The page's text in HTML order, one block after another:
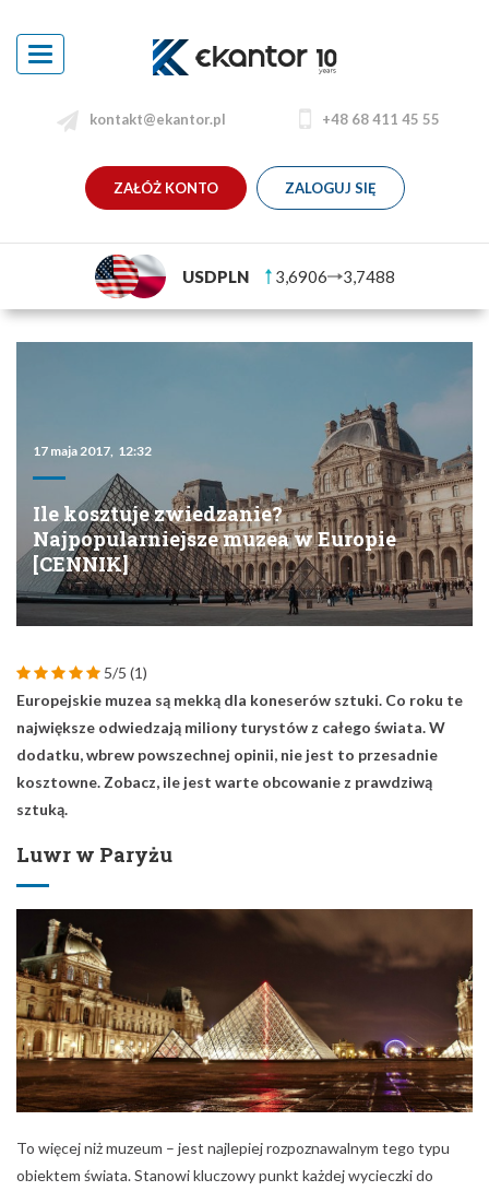
Toggle
navigation
kontakt@ekantor.pl +48 68 411 45 55
ZAŁÓŻ KONTO ZALOGUJ SIĘ
USDPLN 3,6906 3,7488
17 maja 2017, 12:32
Ile kosztuje zwiedzanie?
Najpopularniejsze muzea w Europie
[CENNIK]
5/5 (1)
Europejskie muzea są mekką dla koneserów sztuki. Co roku te
największe odwiedzają miliony turystów z całego świata. W
dodatku, wbrew powszechnej opinii, nie jest to przesadnie
kosztowne. Zobacz, ile jest warte obcowanie z prawdziwą
sztuką.
Luwr w Paryżu
To więcej niż muzeum – jest najlepiej rozpoznawalnym tego typu
obiektem świata. Stanowi kluczowy punkt każdej wycieczki do